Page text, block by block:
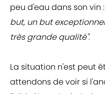
peu d'eau dans son vin :
but, un but
très grande qualité".
La situation n'est peut
attendons de voir si